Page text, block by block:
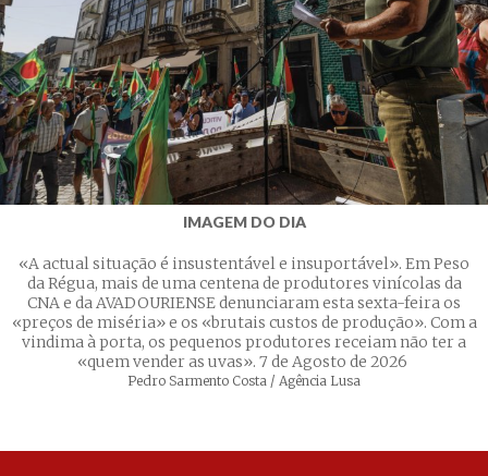
IMAGEM DO DIA
«A actual situação é insustentável e insuportável». Em Peso
da Régua, mais de uma centena de produtores vinícolas da
CNA e da AVADOURIENSE denunciaram esta sexta-feira os
«preços de miséria» e os «brutais custos de produção». Com a
vindima à porta, os pequenos produtores receiam não ter a
«quem vender as uvas». 7 de Agosto de 2026
Créditos
Pedro Sarmento Costa / Agência Lusa